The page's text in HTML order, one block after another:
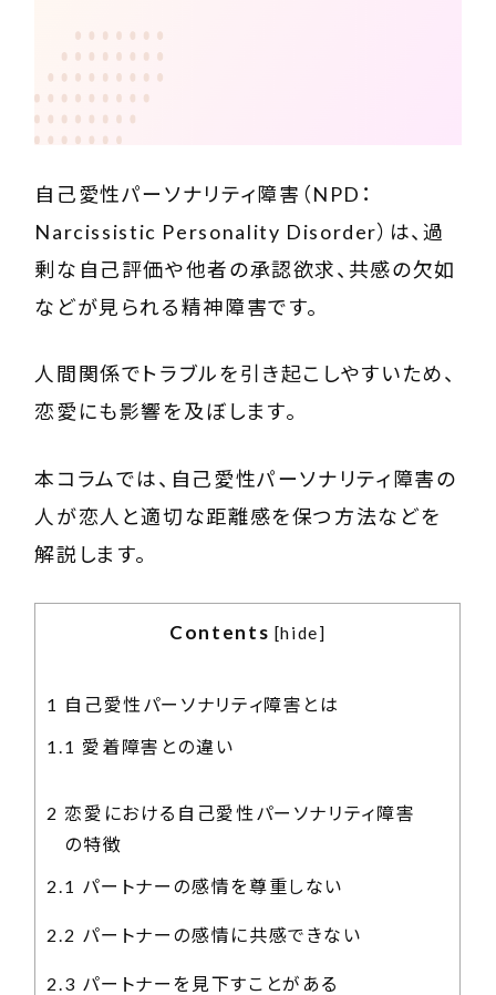
自己愛性パーソナリティ障害（NPD：
Narcissistic Personality Disorder）は、過
剰な自己評価や他者の承認欲求、共感の欠如
などが見られる精神障害です。
人間関係でトラブルを引き起こしやすいため、
恋愛にも影響を及ぼします。
本コラムでは、自己愛性パーソナリティ障害の
人が恋人と適切な距離感を保つ方法などを
解説します。
Contents [hide]
1 自己愛性パーソナリティ障害とは
1.1 愛着障害との違い
2 恋愛における自己愛性パーソナリティ障害
の特徴
2.1 パートナーの感情を尊重しない
2.2 パートナーの感情に共感できない
2.3 パートナーを見下すことがある